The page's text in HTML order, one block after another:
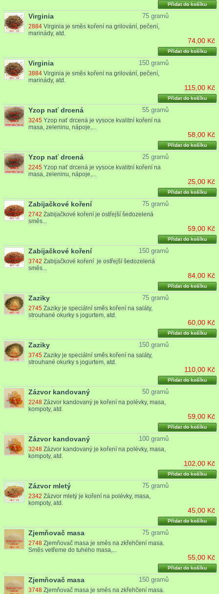
Přidat do košíku
Virginia 75 gramů
2884 Virginia je směs koření na grilování, pečení,
marinády, atd.
74,00 Kč
Přidat do košíku
Virginia 150 gramů
3884 Virginia je směs koření na grilování, pečení,
marinády, atd.
115,00 Kč
Přidat do košíku
Yzop nať drcená 55 gramů
3245 Yzop nať drcená je vysoce kvalitní koření na
masa, zeleninu, nápoje,...
58,00 Kč
Přidat do košíku
Yzop nať drcená 25 gramů
2245 Yzop nať drcená je vysoce kvalitní koření na
masa, zeleninu, nápoje,...
25,00 Kč
Přidat do košíku
Zabijačkové koření 75 gramů
2742 Zabijačkové koření je ostřejší šedozelená
směs...
59,00 Kč
Přidat do košíku
Zabijačkové koření 150 gramů
3742 Zabijačkové koření je ostřejší šedozelená
směs...
84,00 Kč
Přidat do košíku
Zaziky 75 gramů
2745 Zaziky je speciální směs koření na saláty,
strouhané okurky s jogurtem, atd.
60,00 Kč
Přidat do košíku
Zaziky 150 gramů
3745 Zaziky je speciální směs koření na saláty,
strouhané okurky s jogurtem, atd.
110,00 Kč
Přidat do košíku
Zázvor kandovaný 50 gramů
2248 Zázvor kandovaný je koření na polévky, masa,
kompoty, atd.
59,00 Kč
Přidat do košíku
Zázvor kandovaný 100 gramů
3248 Zázvor kandovaný je koření na polévky, masa,
kompoty, atd.
102,00 Kč
Přidat do košíku
Zázvor mletý 75 gramů
2342 Zázvor mletý je koření na polévky, masa,
kompoty, atd.
45,00 Kč
Přidat do košíku
Zjemňovač masa 75 gramů
2748 Zjemňovač masa je směs na zkřehčení masa.
Směs vetřeme do tuhého masa,...
55,00 Kč
Přidat do košíku
Zjemňovač masa 150 gramů
3748 Zjemňovač masa je směs na zkřehčení masa.